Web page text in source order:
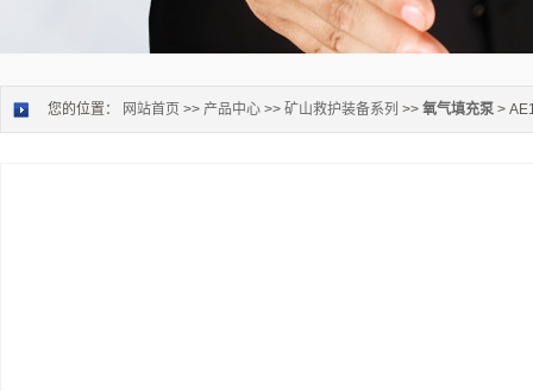
您的位置： 网站首页 >> 产品中心 >> 矿山救护装备系列 >> 氧气填充泵 >